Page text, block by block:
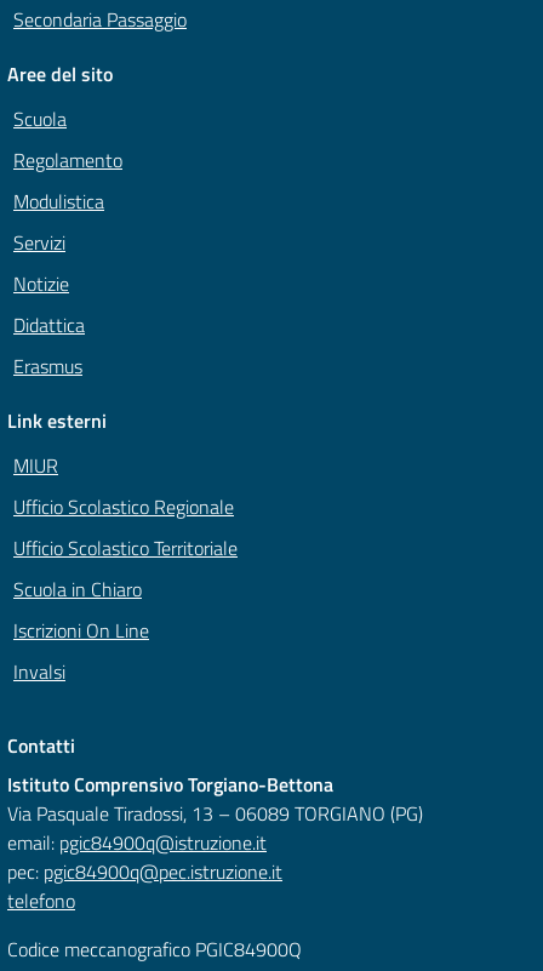
Secondaria Passaggio
Aree del sito
Scuola
Regolamento
Modulistica
Servizi
Notizie
Didattica
Erasmus
Link esterni
MIUR
Ufficio Scolastico Regionale
Ufficio Scolastico Territoriale
Scuola in Chiaro
Iscrizioni On Line
Invalsi
Contatti
Istituto Comprensivo Torgiano-Bettona
Via Pasquale Tiradossi, 13 – 06089 TORGIANO (PG)
email: pgic84900q@istruzione.it
pec: pgic84900q@pec.istruzione.it
telefono
Codice meccanografico PGIC84900Q